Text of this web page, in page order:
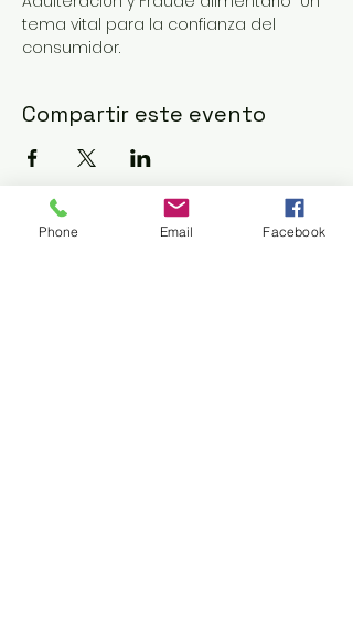
tema vital para la confianza del
consumidor.
Compartir este evento
Phone Email Facebook